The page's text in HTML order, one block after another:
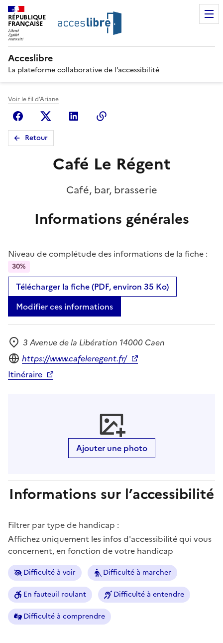
RÉPUBLIQUE
FRANÇAISE
Acceslibre
La plateforme collaborative de l’accessibilité
Voir le fil d'Ariane
FacebookX (anciennement Twitter)
Linkedin
Retour
Café Le Régent
Café, bar, brasserie
Informations générales
Niveau de complétude des informations de la fiche :
30%
Télécharger la fiche (PDF, environ 35 Ko)
Modifier ces informations
Adresse
3 Avenue de la Libération 14000 Caen
Site internet
https://www.cafeleregent.fr/
Itinéraire
Ajouter une photo
Informations sur l’accessibilité
Filtrer par type de handicap :
Affichez uniquement les infos d'accessibilité qui vous
concernent, en fonction de votre handicap
Difficulté à voir Difficulté à marcher
En fauteuil roulant Difficulté à entendre
Difficulté à comprendre